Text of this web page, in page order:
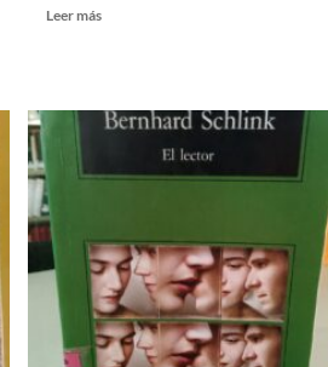
Leer másRead
La
de
Marguerite
Duras